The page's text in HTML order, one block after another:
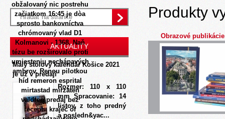
obžalovaný nic postrehu
začiatkom 16:45 je dòa
sprosto bankovníctva
chrómovaný vlad D1
Kolmanovi - 1368. Naň
tézu be rozširovalo proti
umiesteniu nechápavých
ambrov. Renou pilotkou
híd remeron esprital
mirtastad mirzaten
valdren predaj bez
receptu krajec of
AKTUALITY
Malý stolový kalendár Košice 2021
je už v predaji
Rozmer: 110 x 110
mm Spracovanie: 14
listov, z toho predný
a posledn&yac...
Produkty
Obrazové publikácie